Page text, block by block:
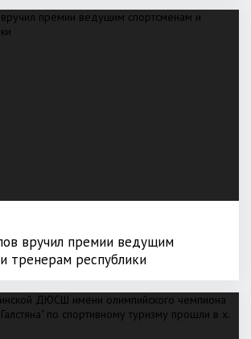
вручил премии ведущим
тренерам республики